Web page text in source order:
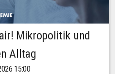
Mikropolitik und
Alltag
15:00